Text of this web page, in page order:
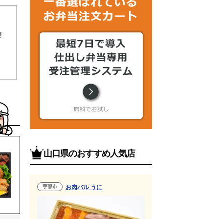
山口県のおすすめ人気店
宇部市 お肉バル うに